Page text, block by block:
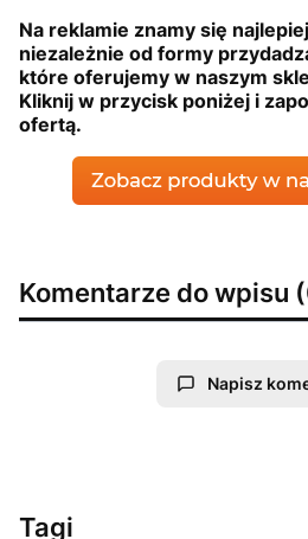
Na reklamie znamy się
niezależnie od formy
które oferujemy w naszym
Kliknij w przycisk poniżej i
ofertą.
Komentarze do wpisu
Napisz
Tagi